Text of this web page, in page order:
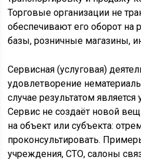
Торговые организации не
обеспечивают его оборот
базы, розничные магазины,
Сервисная (услуговая)
удовлетворение
случае результатом является
Сервис не создаёт новой
на объект или субъекта:
проконсультировать.
учреждения, СТО, салоны